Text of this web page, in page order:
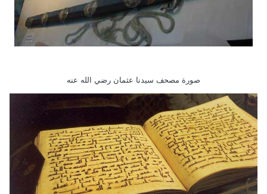
صورة مصحف سيدنا عثمان رضي الله عنه